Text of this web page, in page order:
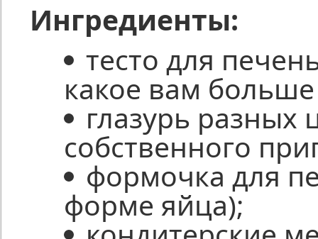
Ингредиенты:
тесто для
какое вам
глазурь разных
собственного
формочка для
форме яйца);